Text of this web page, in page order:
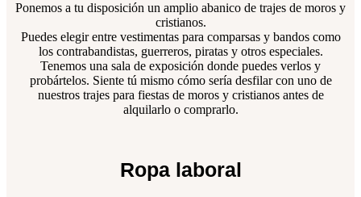
Ponemos a tu disposición un amplio abanico de trajes de moros y
cristianos.
Puedes elegir entre vestimentas para comparsas y bandos como
los contrabandistas, guerreros, piratas y otros especiales.
Tenemos una sala de exposición donde puedes verlos y
probártelos. Siente tú mismo cómo sería desfilar con uno de
nuestros trajes para fiestas de moros y cristianos antes de
alquilarlo o comprarlo.
Ropa laboral